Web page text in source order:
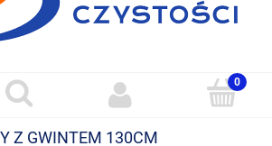
Z GWINTEM 130CM